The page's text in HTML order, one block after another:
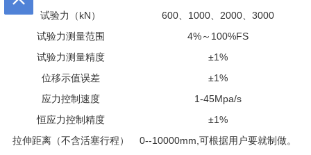
试验力（kN）
600、1000、2000、3000
试验力测量范围
4%～100%FS
试验力测量精度
±1%
位移示值误差
±1%
应力控制速度
1-45Mpa/s
恒应力控制精度
±1%
拉伸距离（不含活塞行程）
0--10000mm,可根据用户要就制做。